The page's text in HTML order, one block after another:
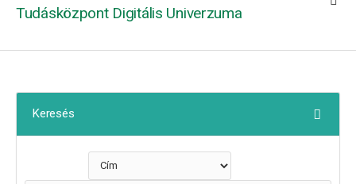
Tudásközpont Digitális Univerzuma
Keresés